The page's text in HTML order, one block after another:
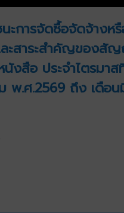
ะการจัดซื้อจัดจ้างห
ละสาระสำคัญของสั
งสือ ประจำไตรมา
พ.ศ.2569 ถึง เดือ